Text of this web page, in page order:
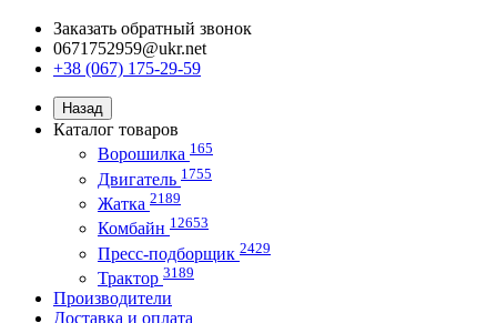
Заказать обратный звонок
0671752959@ukr.net
+38 (067) 175-29-59
Назад
Каталог товаров
Ворошилка 165
Двигатель 1755
Жатка 2189
Комбайн 12653
Пресс-подборщик 2429
Трактор 3189
Производители
Доставка и оплата